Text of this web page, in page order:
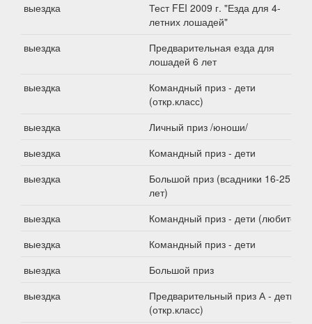
выездка
Тест FEI 2009 г. "Езда для 4-
летних лошадей"
выездка
Предварительная езда для
лошадей 6 лет
выездка
Командный приз - дети
(откр.класс)
выездка
Личный приз /юноши/
выездка
Командный приз - дети
выездка
Большой приз (всадники 16-25
лет)
выездка
Командный приз - дети (любители)
выездка
Командный приз - дети
выездка
Большой приз
выездка
Предварительный приз А - дети
(откр.класс)